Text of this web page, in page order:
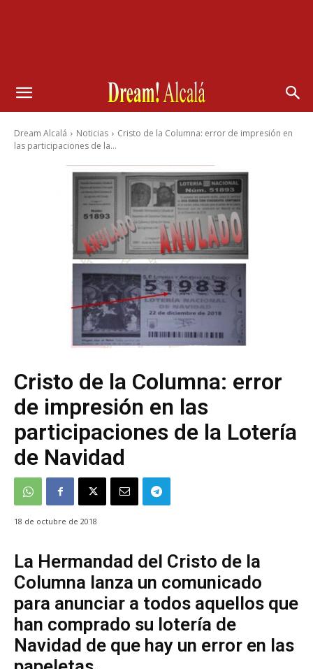
Dream Alcalá Noticias
Cristo de la Columna: error de impresión en
las participaciones de la...
Cristo de la Columna: error
de impresión en las
participaciones de la Lotería
de Navidad
18 de octubre de 2018
La Hermandad del Cristo de la
Columna lanza un comunicado
para anunciar a todos aquellos que
han comprado su lotería de
Navidad de que hay un error en las